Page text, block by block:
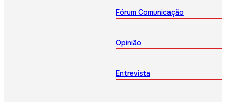
Fórum Comunicação
Opinião
Entrevista